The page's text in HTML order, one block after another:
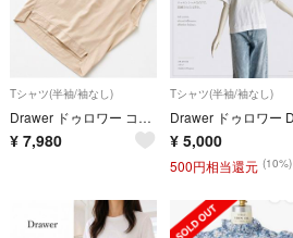
Tシャツ(半袖/袖なし)
Drawer ドゥロワー コットン天竺ノースリーブプルオーバー サイズ2
¥ 7,980
Tシャツ(半袖/袖なし)
¥ 5,000
500円相当還元 (10%)